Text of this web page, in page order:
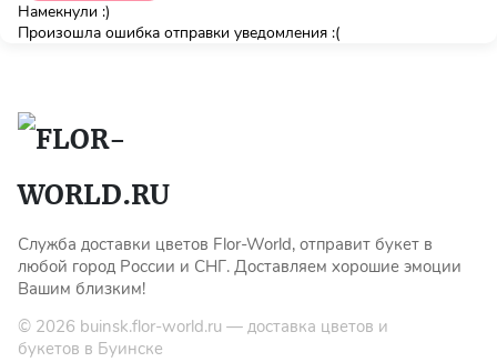
Намекнули :)
Произошла ошибка отправки уведомления :(
Служба доставки цветов Flor-World, отправит букет в
любой город России и СНГ. Доставляем хорошие эмоции
Вашим близким!
© 2026 buinsk.flor-world.ru — доставка цветов и
букетов в Буинске